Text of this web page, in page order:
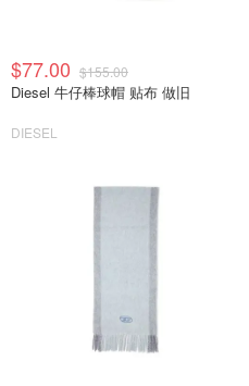
$77.00 $155.00
Diesel 牛仔棒球帽 贴布 做旧
DIESEL